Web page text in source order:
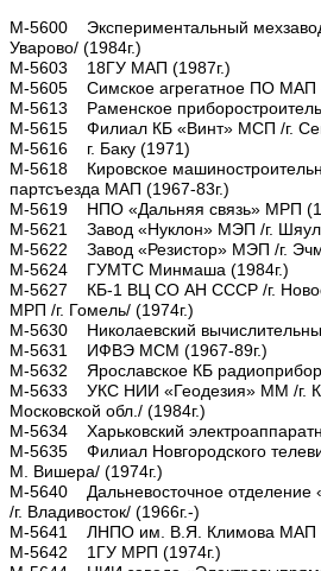
М-5600 Экспериментальный
Уварово/ (1984г.)
М-5603 18ГУ МАП (1987г.)
М-5605 Симское агрегатное ПО МАП
М-5613 Раменское
М-5615 Филиал КБ «Винт» МСП /г.
М-5616 г. Баку (1971)
М-5618 Кировское
партсъезда МАП (1967-83г.)
М-5619 НПО «Дальняя связь» МРП
М-5621 Завод «Нуклон» МЭП /г.
М-5622 Завод «Резистор» МЭП /г.
М-5624 ГУМТС Минмаша (1984г.)
М-5627 КБ-1 ВЦ СО АН СССР /г.
МРП /г. Гомель/ (1974г.)
М-5630 Николаевский
М-5631 ИФВЭ МСМ (1967-89г.)
М-5632 Ярославское КБ
М-5633 УКС НИИ «Геодезия» ММ /г.
Московской обл./ (1984г.)
М-5634 Харьковский
М-5635 Филиал Новгородского
М. Вишера/ (1974г.)
М-5640 Дальневосточное
/г. Владивосток/ (1966г.-)
М-5641 ЛНПО им. В.Я. Климова МАП
М-5642 1ГУ МРП (1974г.)